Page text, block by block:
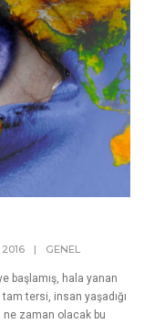
| GENEL
başlamış, hala yanan
tersi, insan yaşadığı
ne zaman olacak bu